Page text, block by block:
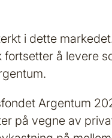
i dette
å levere
Argentum
på vegne av